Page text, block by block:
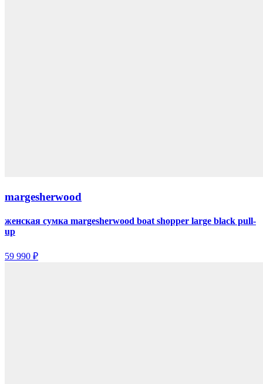
margesherwood
женская сумка margesherwood boat shopper large black pull-
up
59 990 ₽